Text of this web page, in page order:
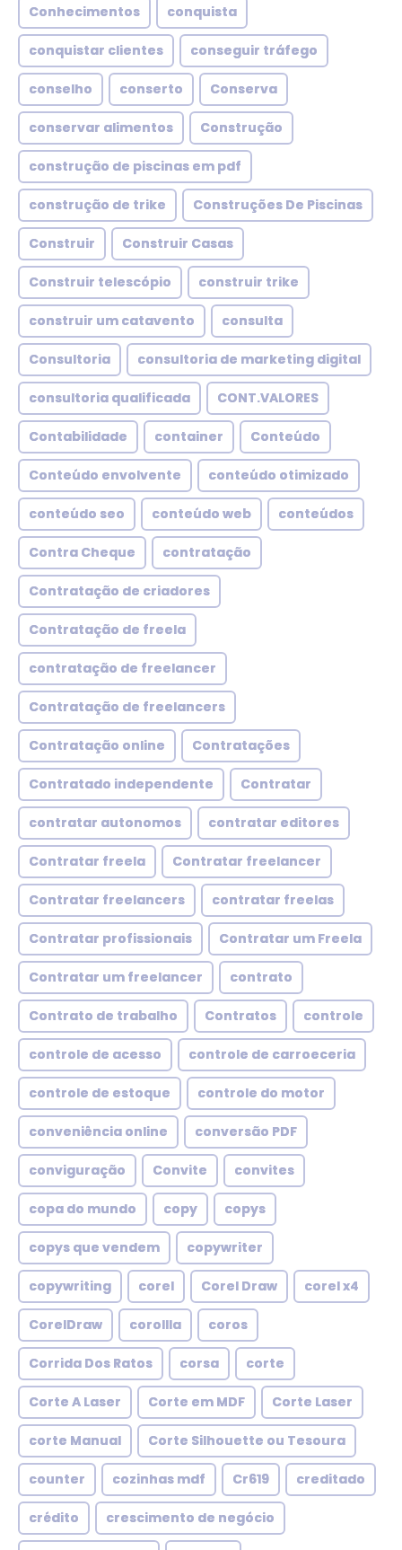
Conhecimentos conquista
conquistar clientes conseguir tráfego
conselho conserto Conserva
conservar alimentos Construção
construção de piscinas em pdf
construção de trike Construções De Piscinas
Construir Construir Casas
Construir telescópio construir trike
construir um catavento consulta
Consultoria consultoria de marketing digital
consultoria qualificada CONT.VALORES
Contabilidade container Conteúdo
Conteúdo envolvente conteúdo otimizado
conteúdo seo conteúdo web conteúdos
Contra Cheque contratação
Contratação de criadores
Contratação de freela
contratação de freelancer
Contratação de freelancers
Contratação online Contratações
Contratado independente Contratar
contratar autonomos contratar editores
Contratar freela Contratar freelancer
Contratar freelancers contratar freelas
Contratar profissionais Contratar um Freela
Contratar um freelancer contrato
Contrato de trabalho Contratos controle
controle de acesso controle de carroeceria
controle de estoque controle do motor
conveniência online conversão PDF
conviguração Convite convites
copa do mundo copy copys
copys que vendem copywriter
copywriting corel Corel Draw corel x4
CorelDraw corollla coros
Corrida Dos Ratos corsa corte
Corte A Laser Corte em MDF Corte Laser
corte Manual Corte Silhouette ou Tesoura
counter cozinhas mdf Cr619 creditado
crédito crescimento de negócio